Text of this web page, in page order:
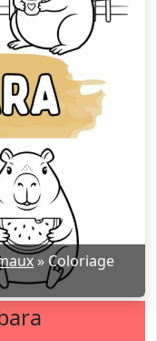
» Coloriage